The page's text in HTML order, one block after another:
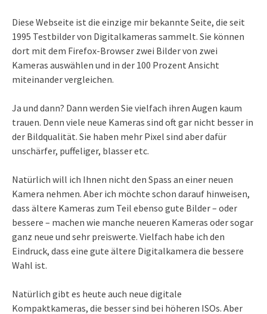
Diese Webseite ist die einzige mir bekannte Seite, die seit
1995 Testbilder von Digitalkameras sammelt. Sie können
dort mit dem Firefox-Browser zwei Bilder von zwei
Kameras auswählen und in der 100 Prozent Ansicht
miteinander vergleichen.
Ja und dann? Dann werden Sie vielfach ihren Augen kaum
trauen. Denn viele neue Kameras sind oft gar nicht besser in
der Bildqualität. Sie haben mehr Pixel sind aber dafür
unschärfer, puffeliger, blasser etc.
Natürlich will ich Ihnen nicht den Spass an einer neuen
Kamera nehmen. Aber ich möchte schon darauf hinweisen,
dass ältere Kameras zum Teil ebenso gute Bilder – oder
bessere – machen wie manche neueren Kameras oder sogar
ganz neue und sehr preiswerte. Vielfach habe ich den
Eindruck, dass eine gute ältere Digitalkamera die bessere
Wahl ist.
Natürlich gibt es heute auch neue digitale
Kompaktkameras, die besser sind bei höheren ISOs. Aber